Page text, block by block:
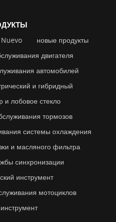
новые продукты
двигателя
автомобилей
и гибридный
и лобовое стекло
тормозов
системы охлаждения
и масляного фильтра
синхронизации
инструмент
мотоциклов